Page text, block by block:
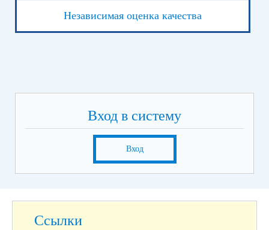
Независимая оценка качества
Вход в систему
Вход
Ссылки